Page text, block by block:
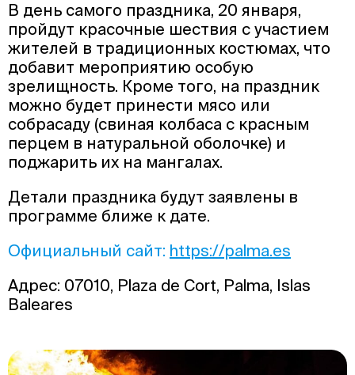
В день самого праздника, 20 января,
пройдут красочные шествия с участием
жителей в традиционных костюмах, что
добавит мероприятию особую
зрелищность. Кроме того, на праздник
можно будет принести мясо или
собрасаду (свиная колбаса с красным
перцем в натуральной оболочке) и
поджарить их на мангалах.
Детали праздника будут заявлены в
программе ближе к дате.
Официальный сайт: https://palma.es
Адрес: 07010, Plaza de Cort, Palma, Islas
Baleares